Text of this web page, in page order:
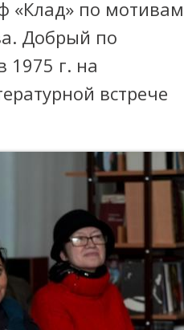
«Клад» по мотивам
Добрый по
г. на
встрече